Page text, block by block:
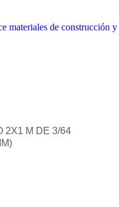
2X1 M DE 3/64